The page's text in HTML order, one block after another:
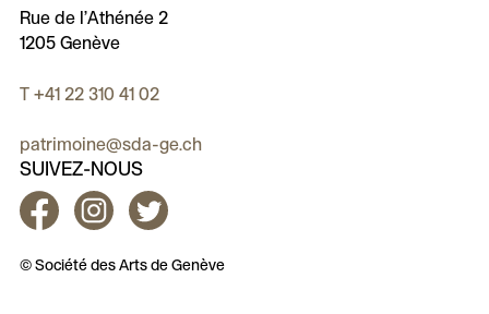
Rue de l’Athénée 2
1205 Genève
T +41 22 310 41 02
patrimoine@sda-ge.ch
SUIVEZ-NOUS
FacebookInstagram
© Société des Arts de Genève